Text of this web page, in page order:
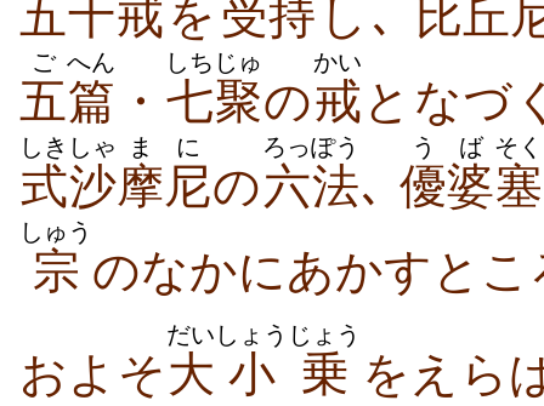
五 十戒を 受持 し､ 比丘
五
ご
篇
へん
・ 七聚
しちじゅ
の戒
かい
となづ
式
しき
沙
しゃ
摩尼
まに
の六法
ろっぽう
､ 優婆
うば
塞
そく
宗
しゅう
のなかにあかすとこ
およそ大
だい
小乗
しょうじょう
をえら